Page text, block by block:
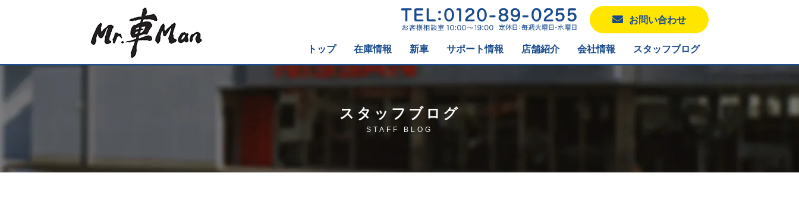
お問い合わせ
トップ 在庫情報 新車 サポート情報 店舗紹介 会社情報 スタッフブログ
スタッフブログ
STAFF BLOG